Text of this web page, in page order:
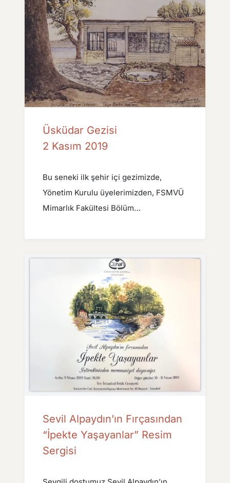
Üsküdar Gezisi
2 Kasım 2019
Bu seneki ilk şehir içi gezimizde,
Yönetim Kurulu üyelerimizden, FSMVÜ
Mimarlık Fakültesi Bölüm…
Sevil Alpaydın’ın Fırçasından
“İpekte Yaşayanlar” Resim
Sergisi